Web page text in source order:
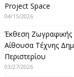
Project Space
04/15/2026
Έκθεση Ζωγραφικής
Αίθουσα Τέχνης
Περιστερίου
03/27/2026